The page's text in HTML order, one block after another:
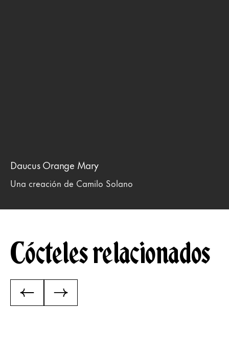
Daucus Orange Mary
Una creación de Camilo Solano
Cócteles relacionados